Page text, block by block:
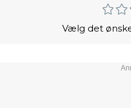
Vælg det